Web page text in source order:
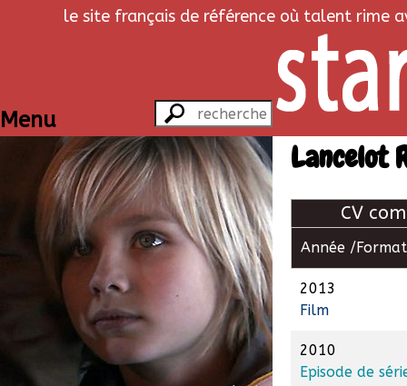
le site français de référence où talent rime
Menu
Lancelot
CV
Année / Format
2013
Film
2010
Episode de